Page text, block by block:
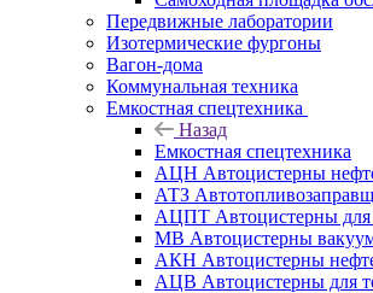
Передвижные лаборатории
Изотермические фургоны
Вагон-дома
Коммунальная техника
Емкостная спецтехника
Назад
Емкостная спецтехника
АЦН Автоцистерны
АТЗ
АЦПТ Автоцистерны
МВ Автоцистерны
АКН Автоцистерны
АЦВ Автоцистерны для